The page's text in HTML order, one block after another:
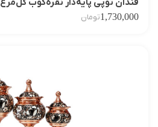
قندان توپی پایه‌دار نقره‌کوب گل‌مرغ
1,730,000تومان